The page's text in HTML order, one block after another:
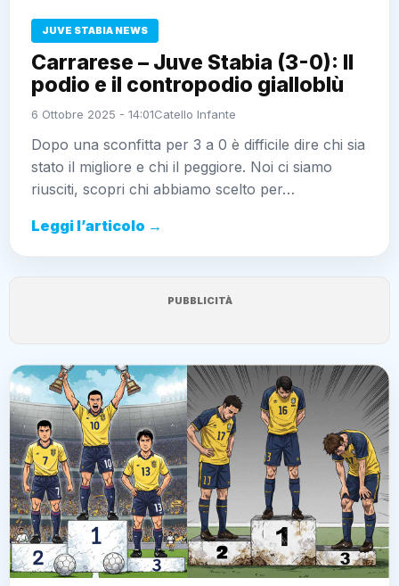
JUVE STABIA NEWS
Carrarese – Juve Stabia (3-0): Il
podio e il contropodio gialloblù
6 Ottobre 2025 - 14:01Catello Infante
Dopo una sconfitta per 3 a 0 è difficile dire chi sia
stato il migliore e chi il peggiore. Noi ci siamo
riusciti, scopri chi abbiamo scelto per…
Leggi l’articolo →
PUBBLICITÀ